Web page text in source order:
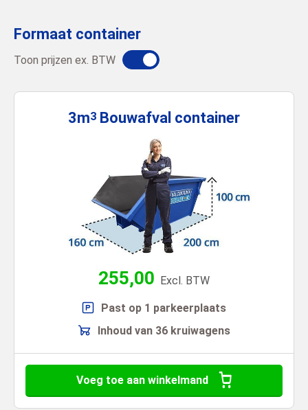
Formaat container
Toon prijzen ex. BTW
3m3 Bouwafval container
255,00 Excl. BTW
Past op 1 parkeerplaats
Inhoud van 36 kruiwagens
Voeg toe aan winkelmand